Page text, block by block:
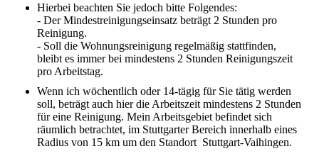
Hierbei beachten Sie jedoch bitte Folgendes:
- Der Mindestreinigungseinsatz beträgt 2 Stunden pro
Reinigung.
- Soll die Wohnungsreinigung regelmäßig stattfinden,
bleibt es immer bei mindestens 2 Stunden Reinigungszeit
pro Arbeitstag.
Wenn ich wöchentlich oder 14-tägig für Sie tätig werden
soll, beträgt auch hier die Arbeitszeit mindestens 2 Stunden
für eine Reinigung. Mein Arbeitsgebiet befindet sich
räumlich betrachtet, im Stuttgarter Bereich innerhalb eines
Radius von 15 km um den Standort Stuttgart-Vaihingen.